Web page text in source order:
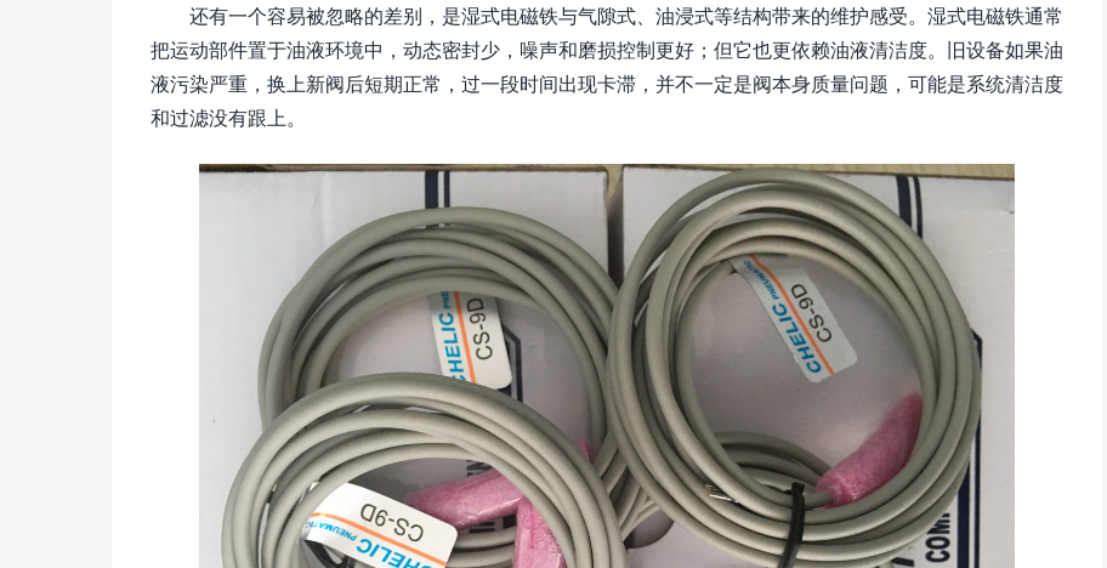
还有一个容易被忽略的差别，是湿式电磁铁与气隙式、油浸式等结构带来的维护感受。湿式电磁铁通常
把运动部件置于油液环境中，动态密封少，噪声和磨损控制更好；但它也更依赖油液清洁度。旧设备如果油
液污染严重，换上新阀后短期正常，过一段时间出现卡滞，并不一定是阀本身质量问题，可能是系统清洁度
和过滤没有跟上。